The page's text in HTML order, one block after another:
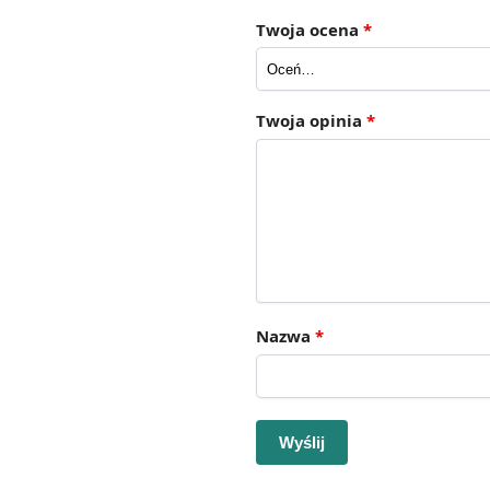
Twoja ocena *
Twoja opinia *
Nazwa *